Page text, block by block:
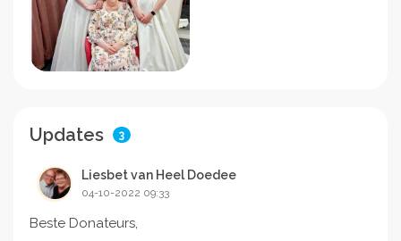
Uitgebreidere uitvaart: Doel behaald.
Als afscheid zou ik graag een Eucharistie viering
hebben, om zoveel mogelijk mensen de kans te
geven om op het crematorium, met een klein
nemen. Mijn uitvaartverzekering omvat een kerkdienst
of een bijeenkomst bij het crematorium. Om beide
bijgelegd moeten worden.
Updates 3
Liesbet van Heel Doedee
04-10-2022 09:33
Beste Donateurs,